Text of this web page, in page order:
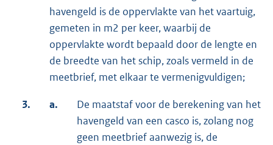
havengeld is de oppervlakte van het vaartuig,
gemeten in m2 per keer, waarbij de
oppervlakte wordt bepaald door de lengte en
de breedte van het schip, zoals vermeld in de
meetbrief, met elkaar te vermenigvuldigen;
3. a.
De maatstaf voor de berekening van het
havengeld van een casco is, zolang nog
geen meetbrief aanwezig is, de